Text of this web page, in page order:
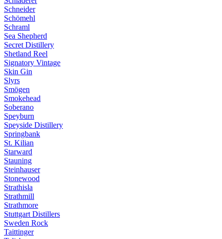
Schneider
Schömehl
Schraml
Sea Shepherd
Secret Distillery
Shetland Reel
Signatory Vintage
Skin Gin
Slyrs
Smögen
Smokehead
Soberano
Speyburn
Speyside Distillery
Springbank
St. Kilian
Starward
Stauning
Steinhauser
Stonewood
Strathisla
Strathmill
Strathmore
Stuttgart Distillers
Sweden Rock
Taittinger